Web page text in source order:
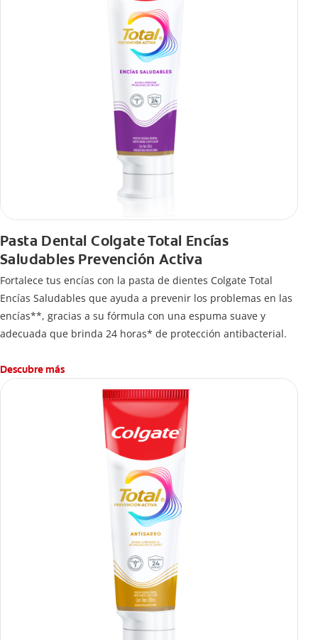
Pasta Dental Colgate Total Encías
Saludables Prevención Activa
Fortalece tus encías con la pasta de dientes Colgate Total
Encías Saludables que ayuda a prevenir los problemas en las
encías**, gracias a su fórmula con una espuma suave y
adecuada que brinda 24 horas* de protección antibacterial.
Descubre más